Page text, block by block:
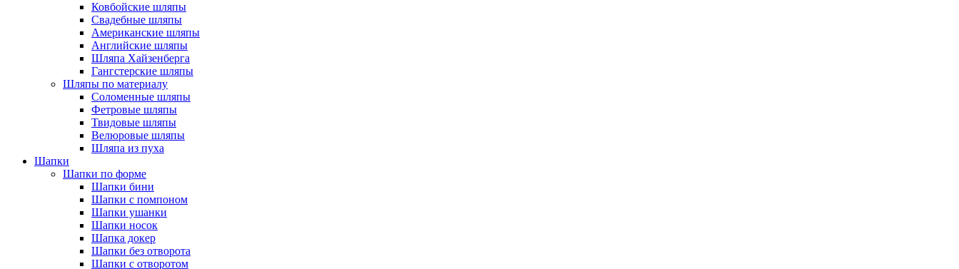
Ковбойские шляпы
Свадебные шляпы
Американские шляпы
Английские шляпы
Шляпа Хайзенберга
Гангстерские шляпы
Шляпы по материалу
Соломенные шляпы
Фетровые шляпы
Твидовые шляпы
Велюровые шляпы
Шляпа из пуха
Шапки
Шапки по форме
Шапки бини
Шапки с помпоном
Шапки ушанки
Шапки носок
Шапка докер
Шапки без отворота
Шапки с отворотом